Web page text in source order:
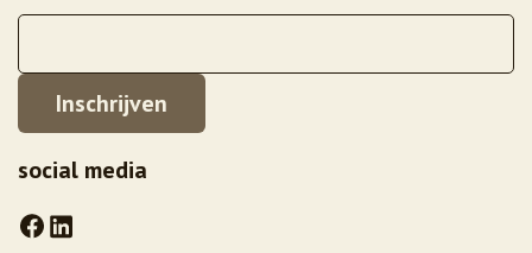
social media